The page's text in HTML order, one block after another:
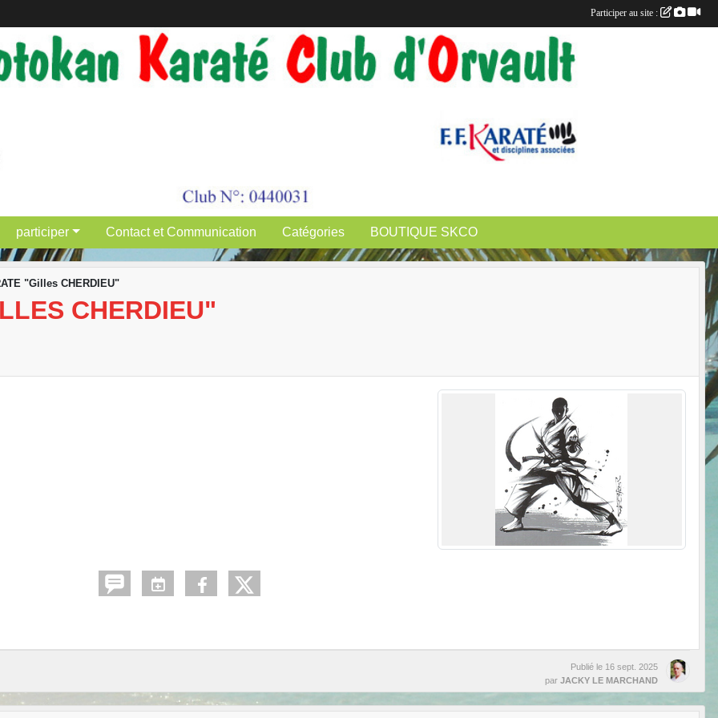
participer Contact et Communication Catégories BOUTIQUE SKCO
"Gilles CHERDIEU"
CHERDIEU"
Publié le 16 sept. 2025
par JACKY LE MARCHAND
Participer au site :